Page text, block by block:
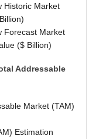
Historic Market
Forecast Market
($ Billion)
Addressable
Market (TAM)
Estimation